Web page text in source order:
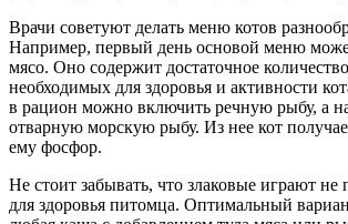
Врачи советуют делать меню котов
Например, первый день основой меню
мясо. Оно содержит достаточное
необходимых для здоровья и активности
в рацион можно включить речную рыбу, а
отварную морскую рыбу. Из нее кот
ему фосфор.
Не стоит забывать, что злаковые играют
для здоровья питомца. Оптимальный